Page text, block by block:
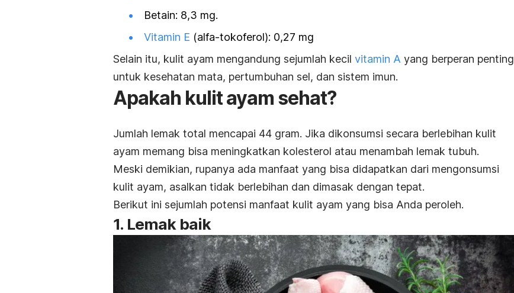
Betain: 8,3 mg.
Vitamin E (alfa-tokoferol): 0,27 mg
Selain itu, kulit ayam mengandung sejumlah kecil vitamin A yang berperan penting
untuk kesehatan mata, pertumbuhan sel, dan sistem imun.
Apakah kulit ayam sehat?
Jumlah lemak total mencapai 44 gram. Jika dikonsumsi secara berlebihan kulit
ayam memang bisa meningkatkan kolesterol atau menambah lemak tubuh.
Meski demikian, rupanya ada manfaat yang bisa didapatkan dari mengonsumsi
kulit ayam, asalkan tidak berlebihan dan dimasak dengan tepat.
Berikut ini sejumlah potensi manfaat kulit ayam yang bisa Anda peroleh.
1. Lemak baik